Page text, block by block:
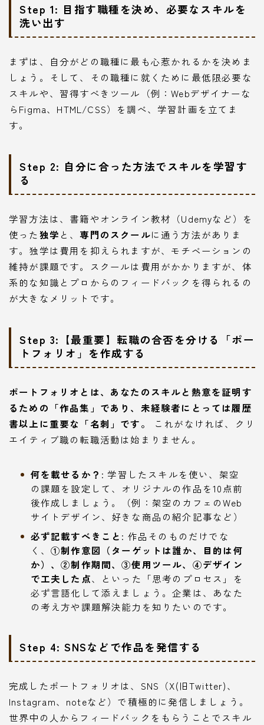
Step 1: 目指す職種を決め、必要なスキルを
洗い出す
まずは、自分がどの職種に最も心惹かれるかを決めま
しょう。そして、その職種に就くために最低限必要な
スキルや、習得すべきツール（例：Webデザイナーな
らFigma、HTML/CSS）を調べ、学習計画を立てま
す。
Step 2: 自分に合った方法でスキルを学習す
る
学習方法は、書籍やオンライン教材（Udemyなど）を
使った 独学 と、専門のスクールに通う方法がありま
す。独学は費用を抑えられますが、モチベーションの
維持が課題です。スクールは費用がかかりますが、体
系的な知識とプロからのフィードバックを得られるの
が大きなメリットです。
Step 3:【最重要】転職の合否を分ける「ポー
トフォリオ」を作成する
ポートフォリオとは、あなたのスキルと熱意を証明す
るための「作品集」であり、未経験者にとっては履歴
書以上に重要な「名刺」です。
これがなければ、クリ
エイティブ職の転職活動は始まりません。
何を載せるか？ : 学習したスキルを使い、架空
の課題を設定して、オリジナルの作品を10点前
後作成しましょう。（例：架空のカフェのWeb
サイトデザイン、好きな商品の紹介記事など）
必ず記載すべきこと : 作品そのものだけでな
く、 ①制作意図（ターゲットは誰か、目的は何
か）、②制作期間、③使用ツール、④デザイン
で工夫した点、といった「思考のプロセス」を
必ず言語化して添えましょう。企業は、あなた
の考え方や課題解決能力を知りたいのです。
Step 4: SNSなどで作品を発信する
完成したポートフォリオは、SNS（X(旧Twitter)、
Instagram、noteなど）で積極的に発信しましょう。
世界中の人からフィードバックをもらうことでスキル